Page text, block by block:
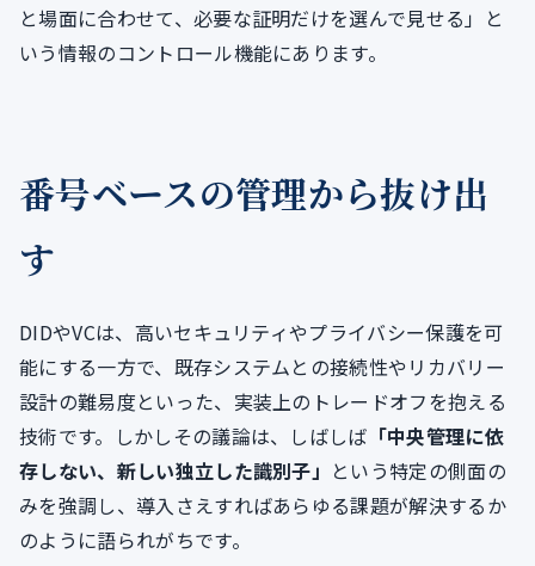
と場面に合わせて、必要な証明だけを選んで見せる」と
いう情報のコントロール機能にあります。
番号ベースの管理から抜け出
す
DIDやVCは、高いセキュリティやプライバシー保護を可
能にする一方で、既存システムとの接続性やリカバリー
設計の難易度といった、実装上のトレードオフを抱える
技術です。しかしその議論は、しばしば 「中央管理に依
存しない、新しい独立した識別子」 という特定の側面の
みを強調し、導入さえすればあらゆる課題が解決するか
のように語られがちです。